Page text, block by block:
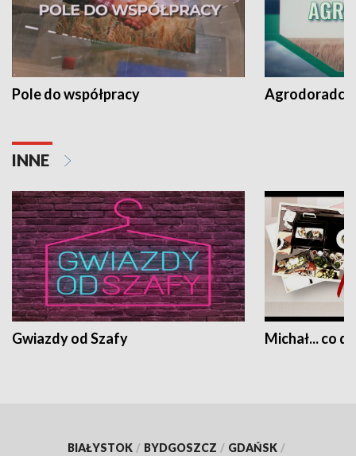
Pole do współpracy Agrodoradcy
INNE
Gwiazdy od Szafy Michał... co
BIAŁYSTOK / BYDGOSZCZ / GDAŃSK /